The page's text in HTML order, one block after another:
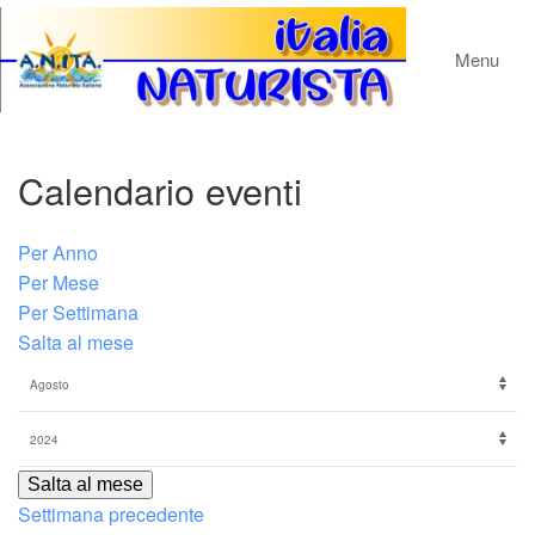
Menu
Calendario eventi
Per Anno
Per Mese
Per Settimana
Salta al mese
Salta al mese
Settimana precedente